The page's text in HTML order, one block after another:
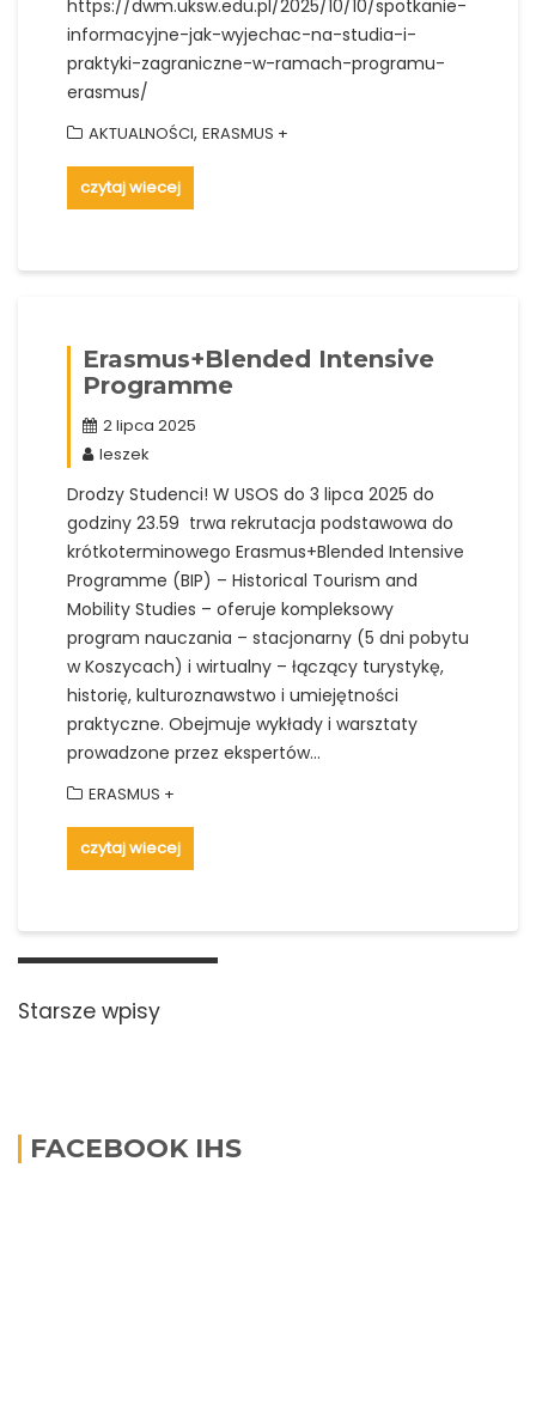
https://dwm.uksw.edu.pl/2025/10/10/spotkanie-
informacyjne-jak-wyjechac-na-studia-i-
praktyki-zagraniczne-w-ramach-programu-
erasmus/
AKTUALNOŚCI, ERASMUS +
czytaj wiecej
Erasmus+Blended Intensive
Programme
2 lipca 2025
leszek
Drodzy Studenci! W USOS do 3 lipca 2025 do
godziny 23.59 trwa rekrutacja podstawowa do
krótkoterminowego Erasmus+Blended Intensive
Programme (BIP) – Historical Tourism and
Mobility Studies – oferuje kompleksowy
program nauczania – stacjonarny (5 dni pobytu
w Koszycach) i wirtualny – łączący turystykę,
historię, kulturoznawstwo i umiejętności
praktyczne. Obejmuje wykłady i warsztaty
prowadzone przez ekspertów…
ERASMUS +
czytaj wiecej
Nawigacja
wpisach
Starsze wpisy
FACEBOOK IHS